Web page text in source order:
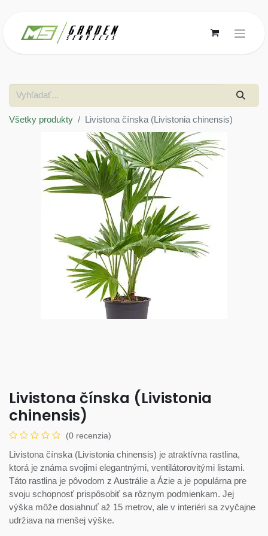
Všetky produkty Livistona čínska (Livistonia chinensis)
Livistona čínska (Livistonia
chinensis)
(0 recenzia)
Livistona čínska (Livistonia chinensis) je atraktívna rastlina,
ktorá je známa svojimi elegantnými, ventilátorovitými listami.
Táto rastlina je pôvodom z Austrálie a Ázie a je populárna pre
svoju schopnosť prispôsobiť sa rôznym podmienkam. Jej
výška môže dosiahnuť až 15 metrov, ale v interiéri sa zvyčajne
udržiava na menšej výške.